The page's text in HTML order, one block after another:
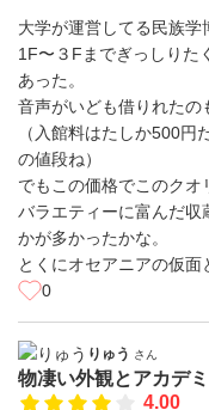
大学が運営してる民族学
1F〜３Fまでぎっしりた
あった。
音声がいども借りれたの
（入館料はたしか500
の値段ね）
でもこの価格でこのクオ
バラエティーに富んだ収
かが多かったかな。
とくにオセアニアの仮面
0
りゅう さん
物凄い外観とアカデ
4.00